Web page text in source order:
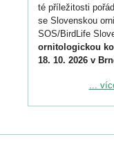
té příležitosti
se Slovenskou
SOS/BirdLife
ornitologickou
18. 10. 2026 v
Podrobnější
Registrovat se
...